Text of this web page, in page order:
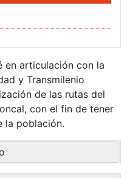
en articulación con la
y Transmilenio
de las rutas del
con el fin de tener
la población.